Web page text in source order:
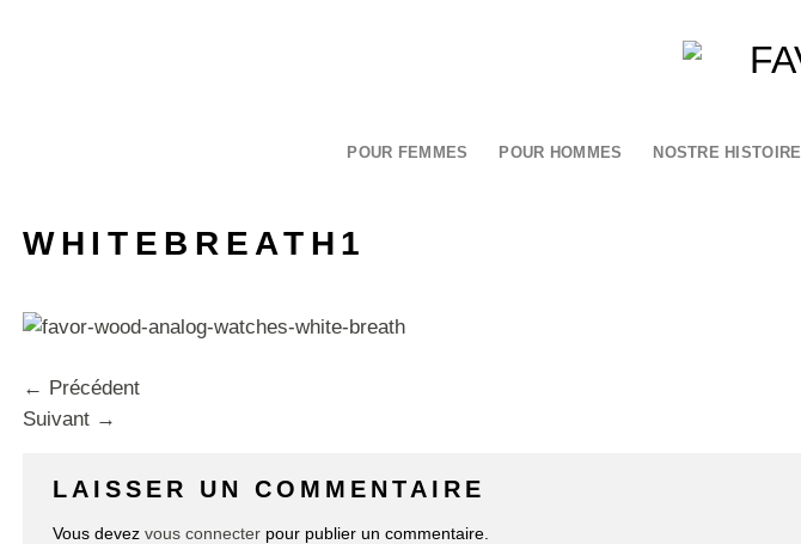
POUR FEMMES POUR HOMMES NOSTRE HISTOIRE
WHITEBREATH1
← Précédent
Suivant →
LAISSER UN COMMENTAIRE
Vous devez vous connecter pour publier un commentaire.